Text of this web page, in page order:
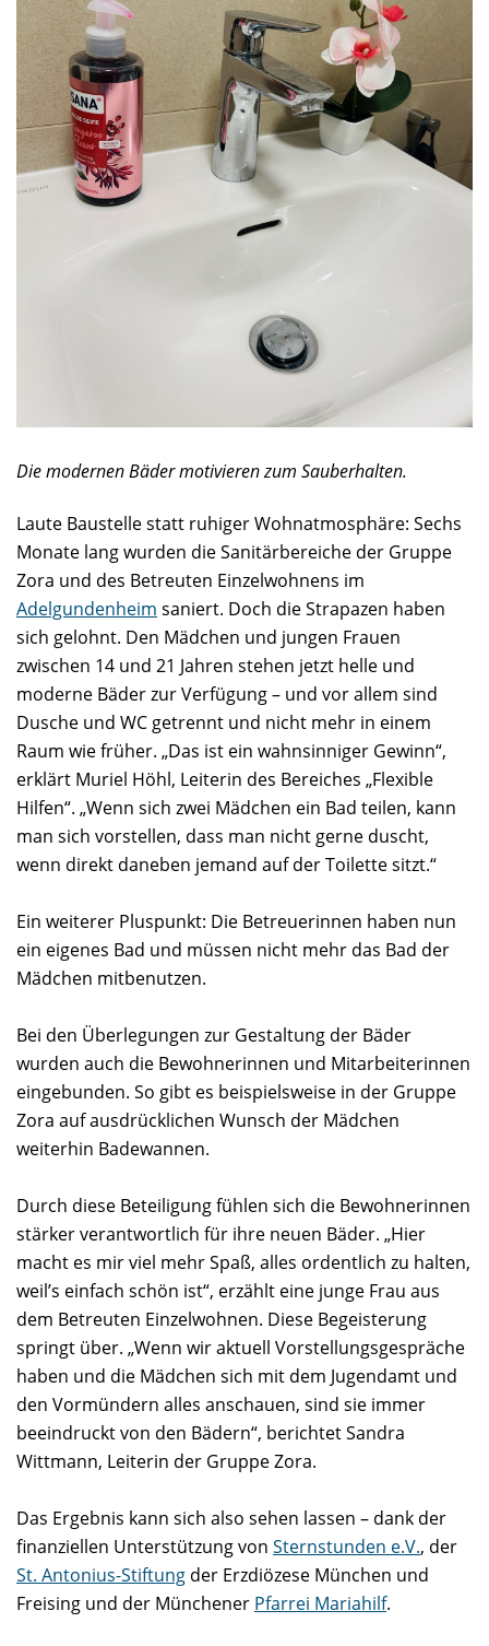
Die modernen Bäder motivieren zum Sauberhalten.
Laute Baustelle statt ruhiger Wohnatmosphäre: Sechs
Monate lang wurden die Sanitärbereiche der Gruppe
Zora und des Betreuten Einzelwohnens im
Adelgundenheim saniert. Doch die Strapazen haben
sich gelohnt. Den Mädchen und jungen Frauen
zwischen 14 und 21 Jahren stehen jetzt helle und
moderne Bäder zur Verfügung – und vor allem sind
Dusche und WC getrennt und nicht mehr in einem
Raum wie früher. „Das ist ein wahnsinniger Gewinn“,
erklärt Muriel Höhl, Leiterin des Bereiches „Flexible
Hilfen“. „Wenn sich zwei Mädchen ein Bad teilen, kann
man sich vorstellen, dass man nicht gerne duscht,
wenn direkt daneben jemand auf der Toilette sitzt.“
Ein weiterer Pluspunkt: Die Betreuerinnen haben nun
ein eigenes Bad und müssen nicht mehr das Bad der
Mädchen mitbenutzen.
Bei den Überlegungen zur Gestaltung der Bäder
wurden auch die Bewohnerinnen und Mitarbeiterinnen
eingebunden. So gibt es beispielsweise in der Gruppe
Zora auf ausdrücklichen Wunsch der Mädchen
weiterhin Badewannen.
Durch diese Beteiligung fühlen sich die Bewohnerinnen
stärker verantwortlich für ihre neuen Bäder. „Hier
macht es mir viel mehr Spaß, alles ordentlich zu halten,
weil’s einfach schön ist“, erzählt eine junge Frau aus
dem Betreuten Einzelwohnen. Diese Begeisterung
springt über. „Wenn wir aktuell Vorstellungsgespräche
haben und die Mädchen sich mit dem Jugendamt und
den Vormündern alles anschauen, sind sie immer
beeindruckt von den Bädern“, berichtet Sandra
Wittmann, Leiterin der Gruppe Zora.
Das Ergebnis kann sich also sehen lassen – dank der
finanziellen Unterstützung von Sternstunden e.V., der
St. Antonius-Stiftung der Erzdiözese München und
Freising und der Münchener Pfarrei Mariahilf.